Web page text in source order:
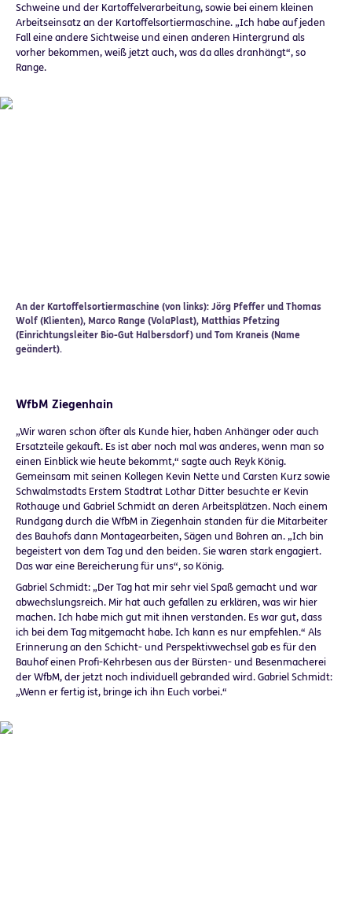
Schweine und der Kartoffelverarbeitung, sowie bei einem kleinen
Arbeitseinsatz an der Kartoffelsortiermaschine. „Ich habe auf jeden
Fall eine andere Sichtweise und einen anderen Hintergrund als
vorher bekommen, weiß jetzt auch, was da alles dranhängt“, so
Range.
An der Kartoffelsortiermaschine (von links): Jörg Pfeffer und Thomas
Wolf (Klienten), Marco Range (VolaPlast), Matthias Pfetzing
(Einrichtungsleiter Bio-Gut Halbersdorf) und Tom Kraneis (Name
geändert).
WfbM Ziegenhain
„Wir waren schon öfter als Kunde hier, haben Anhänger oder auch
Ersatzteile gekauft. Es ist aber noch mal was anderes, wenn man so
einen Einblick wie heute bekommt,“ sagte auch Reyk König.
Gemeinsam mit seinen Kollegen Kevin Nette und Carsten Kurz sowie
Schwalmstadts Erstem Stadtrat Lothar Ditter besuchte er Kevin
Rothauge und Gabriel Schmidt an deren Arbeitsplätzen. Nach einem
Rundgang durch die WfbM in Ziegenhain standen für die Mitarbeiter
des Bauhofs dann Montagearbeiten, Sägen und Bohren an. „Ich bin
begeistert von dem Tag und den beiden. Sie waren stark engagiert.
Das war eine Bereicherung für uns“, so König.
Gabriel Schmidt: „Der Tag hat mir sehr viel Spaß gemacht und war
abwechslungsreich. Mir hat auch gefallen zu erklären, was wir hier
machen. Ich habe mich gut mit ihnen verstanden. Es war gut, dass
ich bei dem Tag mitgemacht habe. Ich kann es nur empfehlen.“ Als
Erinnerung an den Schicht- und Perspektivwechsel gab es für den
Bauhof einen Profi-Kehrbesen aus der Bürsten- und Besenmacherei
der WfbM, der jetzt noch individuell gebranded wird. Gabriel Schmidt:
„Wenn er fertig ist, bringe ich ihn Euch vorbei.“